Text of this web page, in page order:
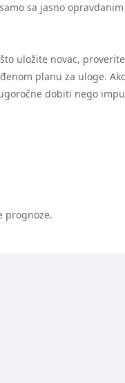
sa jasno
uložite novac,
planu za uloge.
dobiti nego
prognoze.